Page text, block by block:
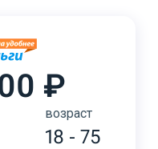
₽
возраст
18 - 75